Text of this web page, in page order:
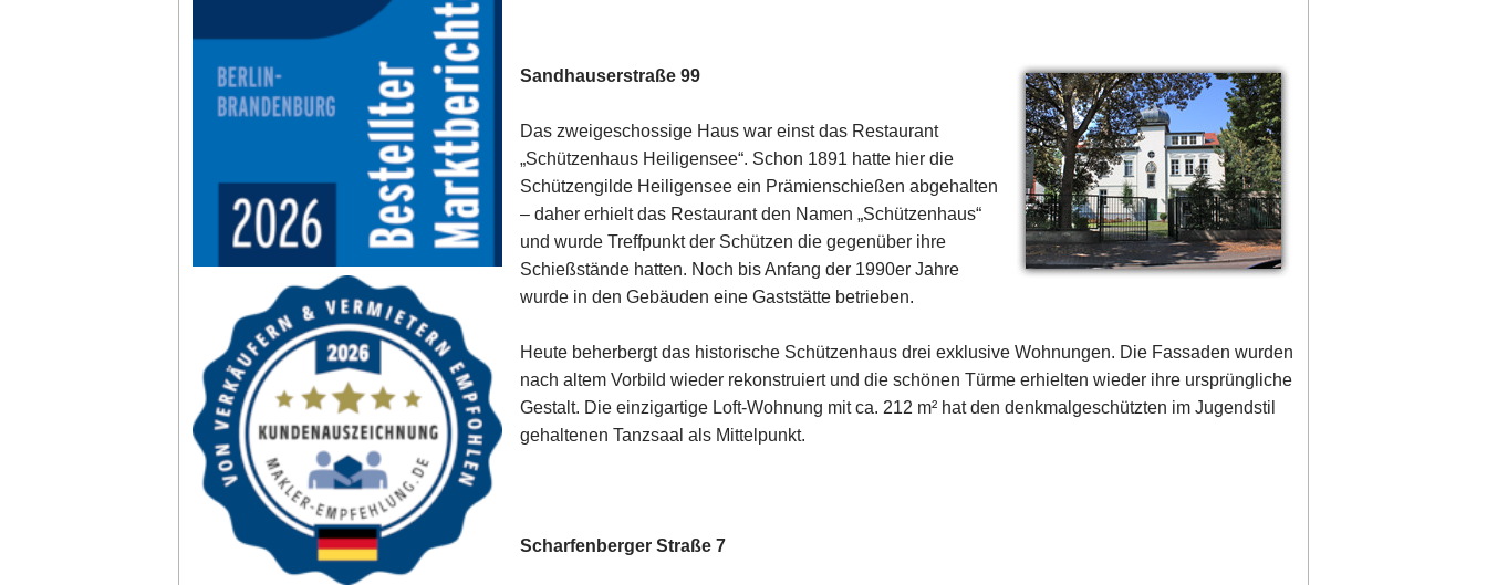
Sandhauserstraße 99
Das zweigeschossige Haus war einst das Restaurant
„Schützenhaus Heiligensee“. Schon 1891 hatte hier die
Schützengilde Heiligensee ein Prämienschießen abgehalten
– daher erhielt das Restaurant den Namen „Schützenhaus“
und wurde Treffpunkt der Schützen die gegenüber ihre
Schießstände hatten. Noch bis Anfang der 1990er Jahre
wurde in den Gebäuden eine Gaststätte betrieben.
Heute beherbergt das historische Schützenhaus drei exklusive Wohnungen. Die Fassaden wurden
nach altem Vorbild wieder rekonstruiert und die schönen Türme erhielten wieder ihre ursprüngliche
Gestalt. Die einzigartige Loft-Wohnung mit ca. 212 m² hat den denkmalgeschützten im Jugendstil
gehaltenen Tanzsaal als Mittelpunkt.
Scharfenberger Straße 7